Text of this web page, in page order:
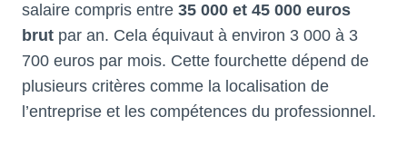
salaire compris entre 35 000 et 45 000 euros
brut par an. Cela équivaut à environ 3 000 à 3
700 euros par mois. Cette fourchette dépend de
plusieurs critères comme la localisation de
l’entreprise et les compétences du professionnel.